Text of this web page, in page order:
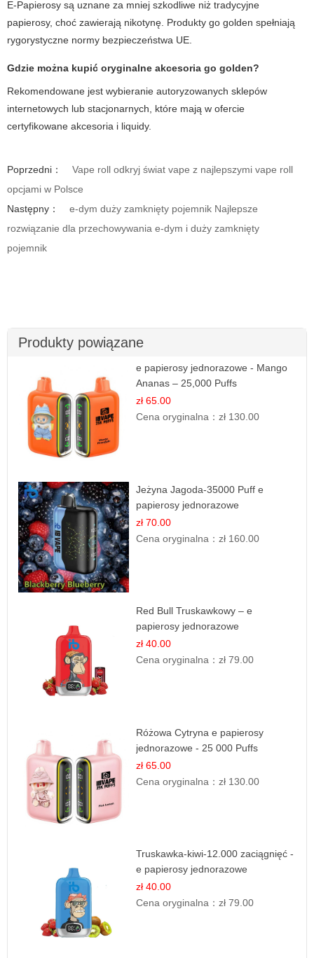
E-Papierosy są uznane za mniej szkodliwe niż tradycyjne
papierosy, choć zawierają nikotynę. Produkty go golden spełniają
rygorystyczne normy bezpieczeństwa UE.
Gdzie można kupić oryginalne akcesoria go golden?
Rekomendowane jest wybieranie autoryzowanych sklepów
internetowych lub stacjonarnych, które mają w ofercie
certyfikowane akcesoria i liquidy.
Poprzedni：
Vape roll odkryj świat vape z najlepszymi vape roll
opcjami w Polsce
Następny：
e-dym duży zamknięty pojemnik Najlepsze
rozwiązanie dla przechowywania e-dym i duży zamknięty
pojemnik
Produkty powiązane
e papierosy jednorazowe - Mango
Ananas – 25,000 Puffs
zł 65.00
Cena oryginalna：zł 130.00
Jeżyna Jagoda-35000 Puff e
papierosy jednorazowe
zł 70.00
Cena oryginalna：zł 160.00
Red Bull Truskawkowy – e
papierosy jednorazowe
zł 40.00
Cena oryginalna：zł 79.00
Różowa Cytryna e papierosy
jednorazowe - 25 000 Puffs
zł 65.00
Cena oryginalna：zł 130.00
Truskawka-kiwi-12.000 zaciągnięć -
e papierosy jednorazowe
zł 40.00
Cena oryginalna：zł 79.00